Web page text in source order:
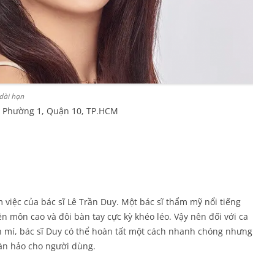
hạn
1, Quận 10, TP.HCM
việc của bác sĩ Lê Trần Duy. Một bác sĩ thẩm mỹ nổi tiếng
môn cao và đôi bàn tay cực kỳ khéo léo. Vậy nên đối với ca
bác sĩ Duy có thể hoàn tất một cách nhanh chóng nhưng
hảo cho người dùng.